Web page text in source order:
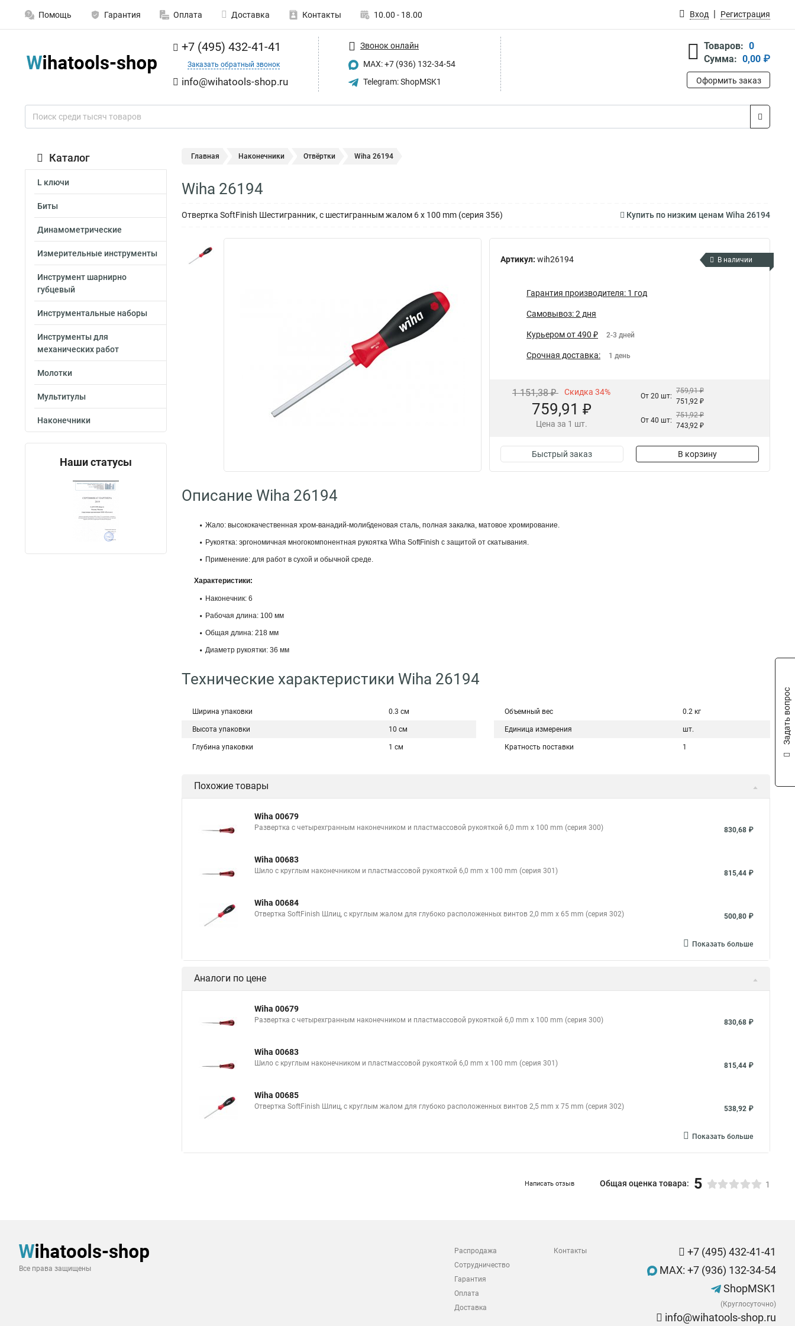
Помощь Гарантия Оплата Доставка Контакты 10.00 - 18.00 Вход Регистрация
+7 (495) 432-41-41
Заказать обратный звонок
info@wihatools-shop.ru
Звонок онлайн
MAX: +7 (936) 132-34-54
Telegram: ShopMSK1
Товаров: 0
Сумма: 0,00 ₽
Оформить заказ
Каталог
L ключи
Биты
Динамометрические
Измерительные инструменты
Инструмент шарнирно
губцевый
Инструментальные наборы
Инструменты для
механических работ
Молотки
Мультитулы
Наконечники
Наши статусы
Главная Наконечники Отвёртки Wiha 26194
Wiha 26194
Отвертка SoftFinish Шестигранник, с шестигранным жалом 6 x 100 mm (серия 356) Купить по низким ценам Wiha 26194
Артикул: wih26194 В наличии
Гарантия производителя: 1 год
Самовывоз: 2 дня
Курьером от 490 ₽ 2-3 дней
Срочная доставка: 1 день
1 151,38 ₽ Скидка 34%
759,91 ₽
Цена за 1 шт.
От 20 шт:
759,91 ₽
751,92 ₽
От 40 шт:
751,92 ₽
743,92 ₽
Быстрый заказ В корзину
Описание Wiha 26194
Жало: высококачественная хром-ванадий-молибденовая сталь, полная закалка, матовое хромирование.
Рукоятка: эргономичная многокомпонентная рукоятка Wiha SoftFinish с защитой от скатывания.
Применение: для работ в сухой и обычной среде.
Характеристики:
Наконечник: 6
Рабочая длина: 100 мм
Общая длина: 218 мм
Диаметр рукоятки: 36 мм
Технические характеристики Wiha 26194
Ширина упаковки 0.3 см
Высота упаковки 10 см
Глубина упаковки 1 см
Объемный вес 0.2 кг
Единица измерения шт.
Кратность поставки 1
Похожие товары
Wiha 00679
Развертка с четырехгранным наконечником и пластмассовой рукояткой 6,0 mm x 100 mm (серия 300) 830,68 ₽
Wiha 00683
Шило с круглым наконечником и пластмассовой рукояткой 6,0 mm x 100 mm (серия 301) 815,44 ₽
Wiha 00684
Отвертка SoftFinish Шлиц, с круглым жалом для глубоко расположенных винтов 2,0 mm x 65 mm (серия 302) 500,80 ₽
Показать больше
Аналоги по цене
Wiha 00679
Развертка с четырехгранным наконечником и пластмассовой рукояткой 6,0 mm x 100 mm (серия 300) 830,68 ₽
Wiha 00683
Шило с круглым наконечником и пластмассовой рукояткой 6,0 mm x 100 mm (серия 301) 815,44 ₽
Wiha 00685
Отвертка SoftFinish Шлиц, с круглым жалом для глубоко расположенных винтов 2,5 mm x 75 mm (серия 302) 538,92 ₽
Показать больше
Написать отзыв Общая оценка товара: 5 1
Все права защищены
Распродажа
Сотрудничество
Гарантия
Оплата
Доставка
Контакты
+7 (495) 432-41-41
MAX: +7 (936) 132-34-54
ShopMSK1
(Круглосуточно)
info@wihatools-shop.ru
Задать вопрос